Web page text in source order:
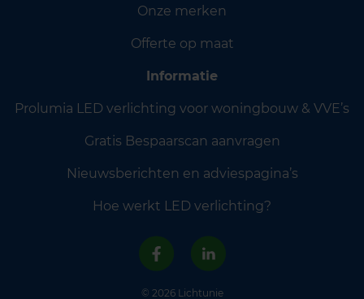
Onze merken
Offerte op maat
Informatie
Prolumia LED verlichting voor woningbouw & VVE’s
Gratis Bespaarscan aanvragen
Nieuwsberichten en adviespagina’s
Hoe werkt LED verlichting?
© 2026 Lichtunie